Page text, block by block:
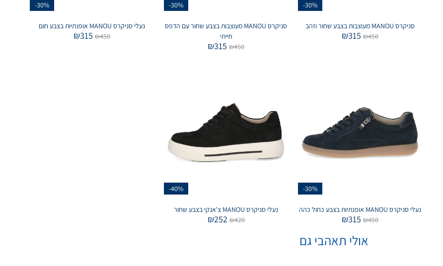
-30%
סניקרס MANOU מעוצבות בצבע שחור וזהב
₪450
₪315
-30%
סניקרס MANOU מעוצבות בצבע שחור עם הדפס
חייתי
₪450
₪315
-30%
נעלי סניקרס MANOU אופנתיות בצבע חום
₪450
₪315
-30%
נעלי סניקרס MANOU אופנתיות בצבע כחול כהה
₪450
₪315
-40%
נעלי סניקרס MANOU צ'אנקי בצבע שחור
₪420
₪252
אולי תאהבי גם